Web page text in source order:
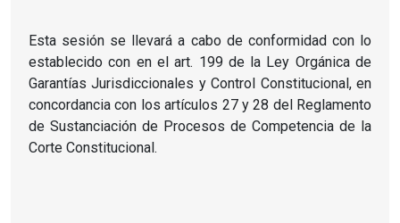
Esta sesión se llevará a cabo de conformidad con lo
establecido con en el art. 199 de la Ley Orgánica de
Garantías Jurisdiccionales y Control Constitucional, en
concordancia con los artículos 27 y 28 del Reglamento
de Sustanciación de Procesos de Competencia de la
Corte Constitucional.